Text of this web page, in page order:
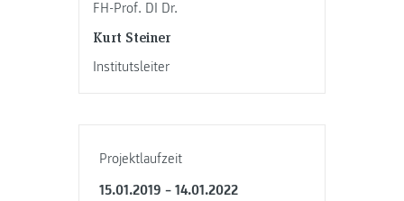
FH-Prof. DI Dr.
Kurt Steiner
Institutsleiter
Projektlaufzeit
15.01.2019 – 14.01.2022